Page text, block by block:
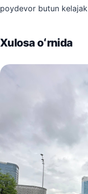
poydevor butun
Xulosa oʻrnida